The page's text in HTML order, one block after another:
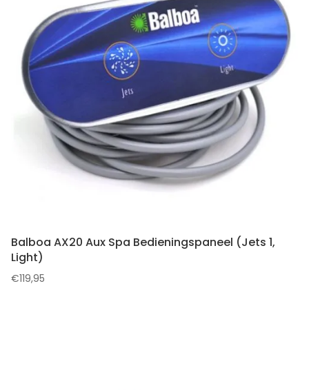
Balboa AX20 Aux Spa Bedieningspaneel (Jets 1,
Light)
€119,95